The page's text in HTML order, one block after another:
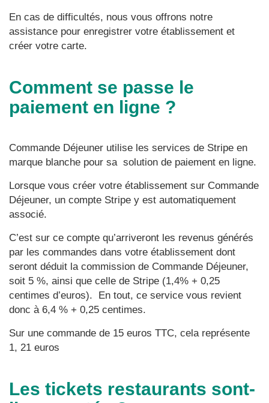
En cas de difficultés, nous vous offrons notre
assistance pour enregistrer votre établissement et
créer votre carte.
Comment se passe le
paiement en ligne ?
Commande Déjeuner utilise les services de Stripe en
marque blanche pour sa solution de paiement en ligne.
Lorsque vous créer votre établissement sur Commande
Déjeuner, un compte Stripe y est automatiquement
associé.
C’est sur ce compte qu’arriveront les revenus générés
par les commandes dans votre établissement dont
seront déduit la commission de Commande Déjeuner,
soit 5 %, ainsi que celle de Stripe (1,4% + 0,25
centimes d’euros). En tout, ce service vous revient
donc à 6,4 % + 0,25 centimes.
Sur une commande de 15 euros TTC, cela représente
1, 21 euros
Les tickets restaurants sont-